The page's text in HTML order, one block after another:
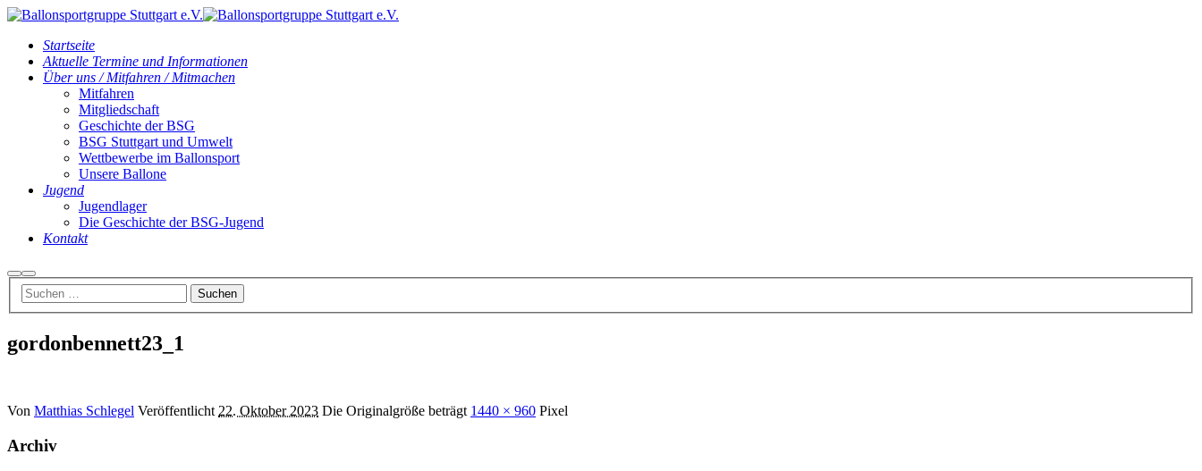
Startseite
Aktuelle Termine und Informationen
Über uns / Mitfahren / Mitmachen
Mitfahren
Mitgliedschaft
Geschichte der BSG
BSG Stuttgart und Umwelt
Wettbewerbe im Ballonsport
Unsere Ballone
Jugend
Jugendlager
Die Geschichte der BSG-Jugend
Kontakt
Suchen
Hauptmenü
gordonbennett23_1
Von Matthias Schlegel Veröffentlicht22. Oktober 2023 Die Originalgröße beträgt 1440 × 960 Pixel
Archiv